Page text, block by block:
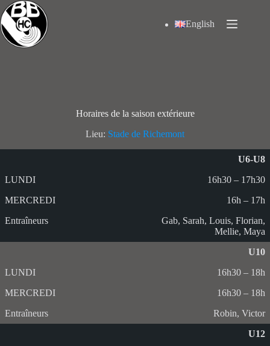
Passer
au
contenu
English
Horaires de la saison extérieure
Lieu: Stade de Richemont
U6-U8
16h30 – 17h30
16h – 17h
Gab, Sarah, Louis, Florian,
Mellie, Maya
U10
16h30 – 18h
16h30 – 18h
Robin, Victor
U12